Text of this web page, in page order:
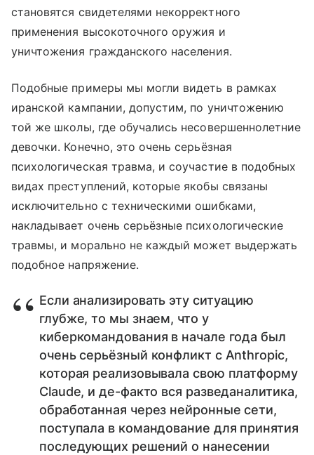
становятся свидетелями некорректного
применения высокоточного оружия и
уничтожения гражданского населения.
Подобные примеры мы могли видеть в рамках
иранской кампании, допустим, по уничтожению
той же школы, где обучались несовершеннолетние
девочки. Конечно, это очень серьёзная
психологическая травма, и соучастие в подобных
видах преступлений, которые якобы связаны
исключительно с техническими ошибками,
накладывает очень серьёзные психологические
травмы, и морально не каждый может выдержать
подобное напряжение.
Если анализировать эту ситуацию
глубже, то мы знаем, что у
киберкомандования в начале года был
очень серьёзный конфликт с Anthropic,
которая реализовывала свою платформу
Claude, и де-факто вся разведаналитика,
обработанная через нейронные сети,
поступала в командование для принятия
последующих решений о нанесении